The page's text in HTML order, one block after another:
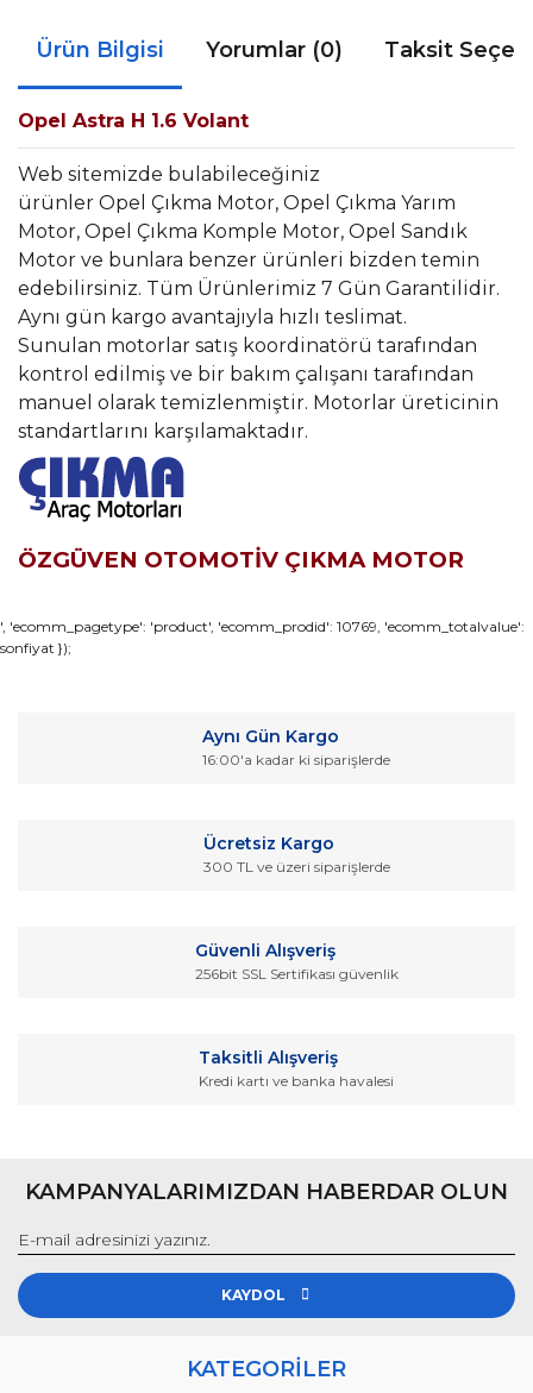
Ürün Bilgisi Yorumlar (0) Taksit
Opel Astra H 1.6 Volant
Web sitemizde bulabileceğiniz
ürünler Opel Çıkma Motor, Opel Çıkma Yarım
Motor, Opel Çıkma Komple Motor, Opel Sandık
Motor ve bunlara benzer ürünleri bizden temin
edebilirsiniz. Tüm Ürünlerimiz 7 Gün Garantilidir.
Aynı gün kargo avantajıyla hızlı teslimat.
Sunulan motorlar satış koordinatörü tarafından
kontrol edilmiş ve bir bakım çalışanı tarafından
manuel olarak temizlenmiştir. Motorlar üreticinin
standartlarını karşılamaktadır.
ÖZGÜVEN OTOMOTİV ÇIKMA MOTOR
Yorum Yaz
Bu ürünün fiyat bilgisi, resim, ürün açıklamalarında ve diğer
konularda yetersiz gördüğünüz noktaları öneri formunu
Ürün resmi kalitesiz, bozuk veya görüntülenemiyor.
Ürün fiyatı diğer sitelerden daha pahalı.
', 'ecomm_pagetype': 'product', 'ecomm_prodid': 10769, 'ecomm_totalvalue':
sonfiyat });
Aynı Gün Kargo
16:00'a kadar ki siparişlerde
Ücretsiz Kargo
300 TL ve üzeri siparişlerde
Güvenli Alışveriş
256bit SSL Sertifikası güvenlik
Taksitli Alışveriş
Kredi kartı ve banka havalesi
KAMPANYALARIMIZDAN HABERDAR OLUN
KAYDOL
KATEGORİLER